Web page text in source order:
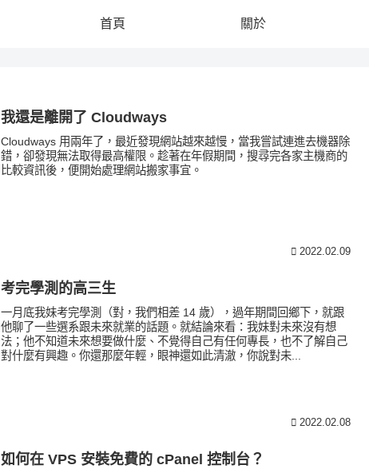
首頁 關於
我還是離開了 Cloudways
Cloudways 用兩年了，最近發現網站越來越慢，當我嘗試連進去機器除
錯，卻發現無法取得最高權限。趁著在年假期間，搜尋完各家主機商的
比較資訊後，便開始處理網站搬家事宜。
2022.02.09
考完學測的高三生
一月底我妹考完學測（對，我們相差 14 歲），過年期間回鄉下，就跟
他聊了一些選系跟未來就業的話題。就結論來看：我妹對未來沒有想
法；他不知道未來想要做什麼、不覺得自己有任何專長，也不了解自己
對什麼有興趣。你還那麼年輕，眼神還如此清澈，你說對未...
2022.02.08
如何在 VPS 安裝免費的 cPanel 控制台？